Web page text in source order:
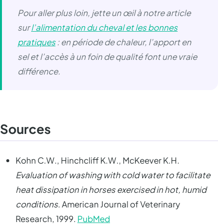
Pour aller plus loin, jette un œil à notre article
surl’alimentation du cheval et les bonnes
pratiques: en période de chaleur, l’apport en
sel et l’accès à un foin de qualité font une vraie
différence.
Sources
Kohn C.W., Hinchcliff K.W., McKeever K.H.
Evaluation of washing with cold water to facilitate
heat dissipation in horses exercised in hot, humid
conditions. American Journal of Veterinary
Research, 1999. PubMed